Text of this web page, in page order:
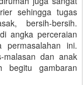
sehingga tugas
bersih-bersih.
angka perceraian
ini.
malasan dan anak
begitu gambaran